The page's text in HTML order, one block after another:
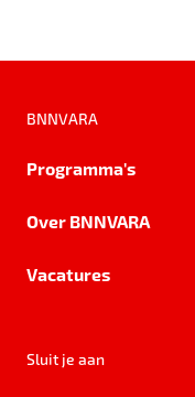
BNNVARA
Programma's
Over BNNVARA
Vacatures
Sluit je aan